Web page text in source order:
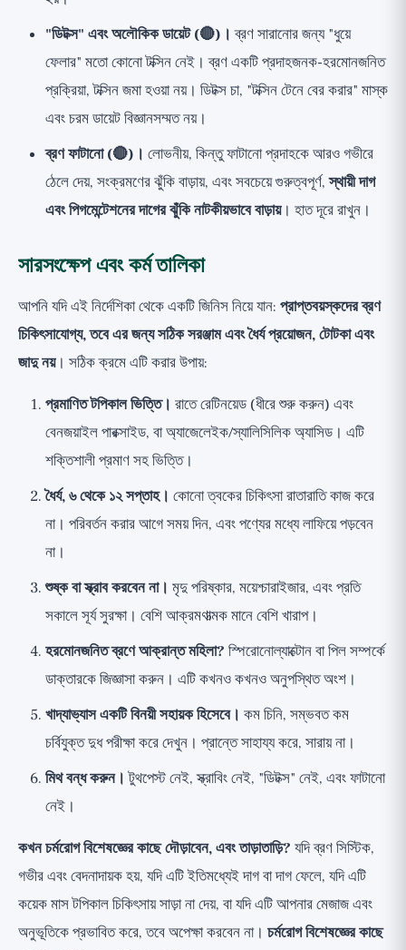
"ডিটক্স" এবং অলৌকিক ডায়েট (🔴)। ব্রণ সারানোর জন্য "ধুয়ে
ফেলার" মতো কোনো টক্সিন নেই। ব্রণ একটি প্রদাহজনক-হরমোনজনিত
প্রক্রিয়া, টক্সিন জমা হওয়া নয়। ডিটক্স চা, "টক্সিন টেনে বের করার" মাস্ক
এবং চরম ডায়েট বিজ্ঞানসম্মত নয়।
ব্রণ ফাটানো (🔴)। লোভনীয়, কিন্তু ফাটানো প্রদাহকে আরও গভীরে
ঠেলে দেয়, সংক্রমণের ঝুঁকি বাড়ায়, এবং সবচেয়ে গুরুত্বপূর্ণ,স্থায়ী দাগ
এবং পিগমেন্টেশনের দাগের ঝুঁকি নাটকীয়ভাবে বাড়ায়। হাত দূরে রাখুন।
সারসংক্ষেপ এবং কর্ম তালিকা
আপনি যদি এই নির্দেশিকা থেকে একটি জিনিস নিয়ে যান: প্রাপ্তবয়স্কদের ব্রণ
চিকিৎসাযোগ্য, তবে এর জন্য সঠিক সরঞ্জাম এবং ধৈর্য প্রয়োজন, টোটকা এবং
জাদু নয়। সঠিক ক্রমে এটি করার উপায়:
প্রমাণিত টপিকাল ভিত্তি। রাতে রেটিনয়েড (ধীরে শুরু করুন) এবং
বেনজয়াইল পারক্সাইড, বা অ্যাজেলেইক/স্যালিসিলিক অ্যাসিড। এটি
শক্তিশালী প্রমাণ সহ ভিত্তি।
ধৈর্য, ৬ থেকে ১২ সপ্তাহ। কোনো ত্বকের চিকিৎসা রাতারাতি কাজ করে
না। পরিবর্তন করার আগে সময় দিন, এবং পণ্যের মধ্যে লাফিয়ে পড়বেন
না।
শুষ্ক বা স্ক্রাব করবেন না। মৃদু পরিষ্কার, ময়েশ্চারাইজার, এবং প্রতি
সকালে সূর্য সুরক্ষা। বেশি আক্রমণাত্মক মানে বেশি খারাপ।
হরমোনজনিত ব্রণে আক্রান্ত মহিলা? স্পিরোনোল্যাক্টোন বা পিল সম্পর্কে
ডাক্তারকে জিজ্ঞাসা করুন। এটি কখনও কখনও অনুপস্থিত অংশ।
খাদ্যাভ্যাস একটি বিনয়ী সহায়ক হিসেবে। কম চিনি, সম্ভবত কম
চর্বিযুক্ত দুধ পরীক্ষা করে দেখুন। প্রান্তে সাহায্য করে, সারায় না।
মিথ বন্ধ করুন। টুথপেস্ট নেই, স্ক্রাবিং নেই, "ডিটক্স" নেই, এবং ফাটানো
নেই।
কখন চর্মরোগ বিশেষজ্ঞের কাছে দৌড়াবেন, এবং তাড়াতাড়ি? যদি ব্রণ সিস্টিক,
গভীর এবং বেদনাদায়ক হয়, যদি এটি ইতিমধ্যেই দাগ বা দাগ ফেলে, যদি এটি
কয়েক মাস টপিকাল চিকিৎসায় সাড়া না দেয়, বা যদি এটি আপনার মেজাজ এবং
অনুভূতিকে প্রভাবিত করে, তবে অপেক্ষা করবেন না। চর্মরোগ বিশেষজ্ঞের কাছে